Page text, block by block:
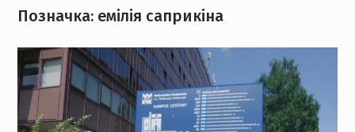
Позначка: емілія саприкіна